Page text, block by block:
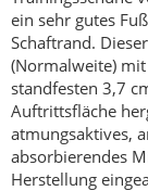
ein sehr gutes
Schaftrand.
(Normalweite)
standfesten 3,7
Auftrittsfläche
atmungsaktives,
absorbierendes
Herstellung